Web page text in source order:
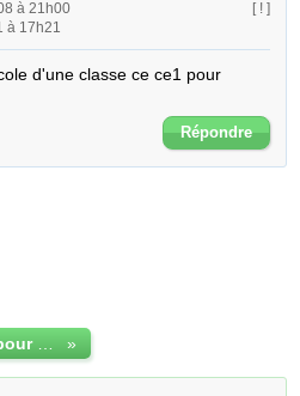
à 21h00
à 17h21
[ ! ]
d'une classe ce ce1 pour
Répondre
»